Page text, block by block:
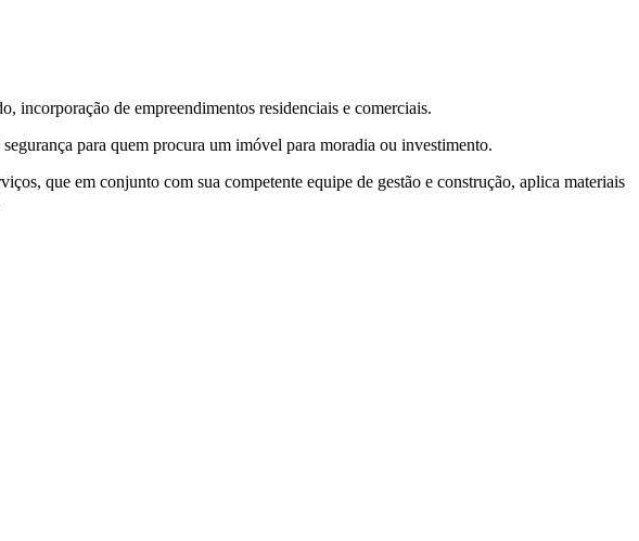
incorporação de empreendimentos residenciais e comerciais.
para quem procura um imóvel para moradia ou investimento.
que em conjunto com sua competente equipe de gestão e construção, aplica materiais